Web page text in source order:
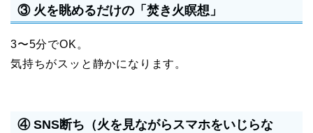
③ 火を眺めるだけの「焚き火瞑想」
3〜5分でOK。
気持ちがスッと静かになります。
④ SNS断ち（火を見ながらスマホをいじらな